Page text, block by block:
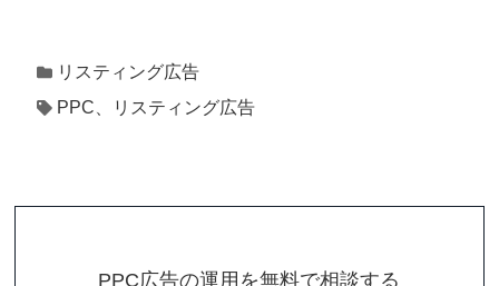
リスティング広告
PPC、リスティング広告
PPC広告の運用を無料で相談する